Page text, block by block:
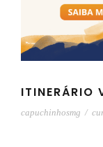
ITINERÁRIO
capuchinhosmg /